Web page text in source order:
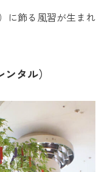
に飾る風習が生まれ
タル）